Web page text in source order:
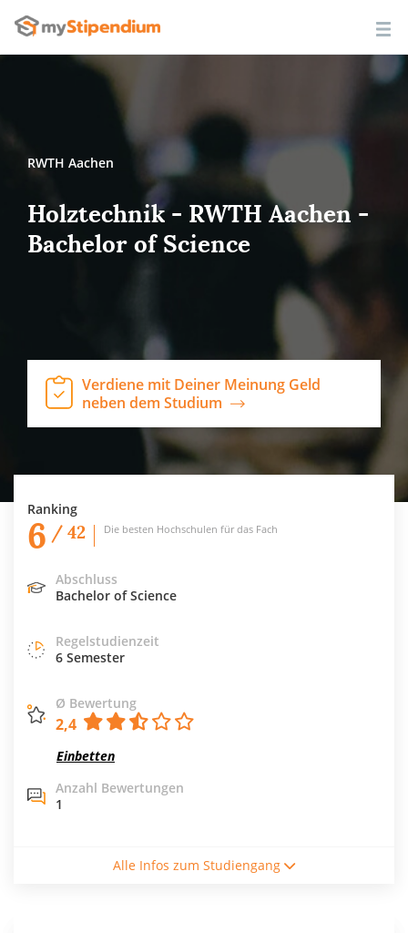
RWTH Aachen
Holztechnik - RWTH Aachen -
Bachelor of Science
Verdiene mit Deiner Meinung Geld
neben dem Studium
Ranking
6 / 42 Die besten Hochschulen für das Fach
Abschluss
Bachelor of Science
Regelstudienzeit
6 Semester
Ø Bewertung
2,4
Einbetten
Anzahl Bewertungen
1
VollzeitstudiumAlle Infos zum Studiengang